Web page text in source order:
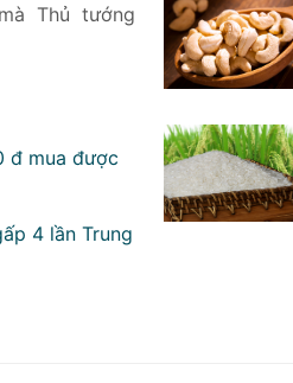
Thủ tướng
đ mua được
4 lần Trung